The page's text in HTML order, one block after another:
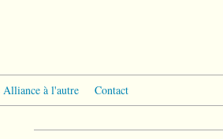
Alliance à l'autre Contact